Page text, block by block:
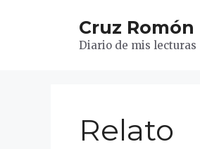
Cruz Romón
Diario de mis lecturas
Relato